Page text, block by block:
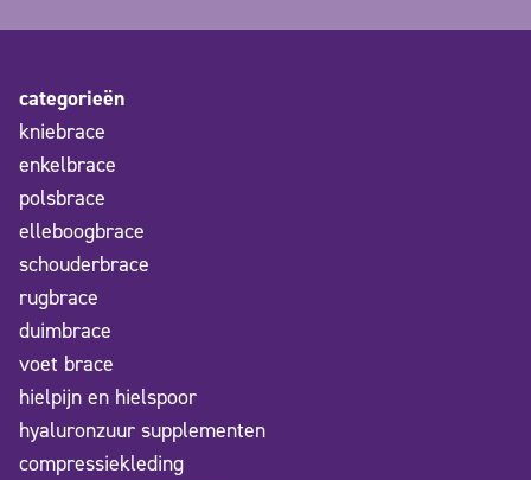
categorieën
kniebrace
enkelbrace
polsbrace
elleboogbrace
schouderbrace
rugbrace
duimbrace
voet brace
hielpijn en hielspoor
hyaluronzuur supplementen
compressiekleding